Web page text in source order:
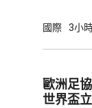
甲旅，上
人員，要
部門正調
國際 3小
歐洲足
世界盃